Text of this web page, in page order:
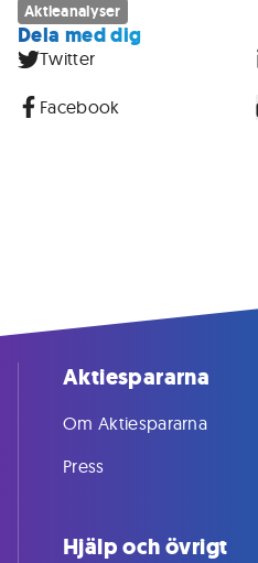
Aktieanalyser
Dela med dig
Twitter
Facebook
Aktiespararna
Om Aktiespararna
Press
Hjälp och övrigt